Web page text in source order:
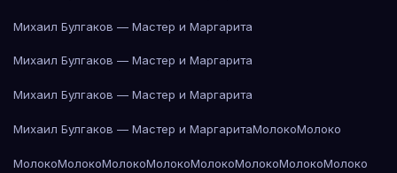
Михаил Булгаков — Мастер и Маргарита
Михаил Булгаков — Мастер и Маргарита
Михаил Булгаков — Мастер и Маргарита
Михаил Булгаков — Мастер и МаргаритаМолокоМолоко
МолокоМолокоМолокоМолокоМолокоМолокоМолокоМолоко